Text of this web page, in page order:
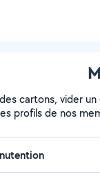
cartons, vider
profils de nos